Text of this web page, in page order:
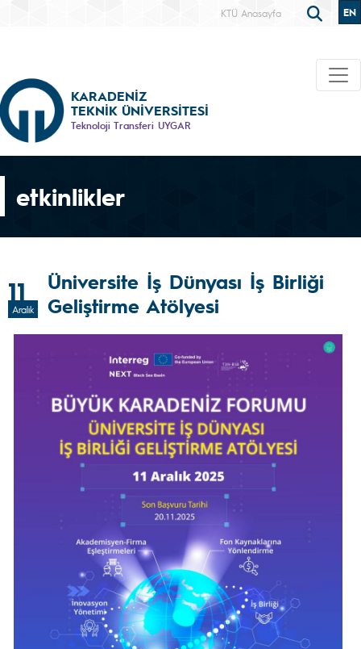
KTÜ Anasayfa EN
KARADENİZ
TEKNİK ÜNİVERSİTESİ
Teknoloji Transferi UYGAR
etkinlikler
11
Aralık
Üniversite İş Dünyası İş Birliği
Geliştirme Atölyesi